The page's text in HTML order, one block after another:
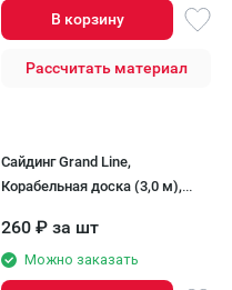
В корзину
Рассчитать материал
Сайдинг Grand Line,
Корабельная доска (3,0 м),
260 ₽ за шт
Можно заказать